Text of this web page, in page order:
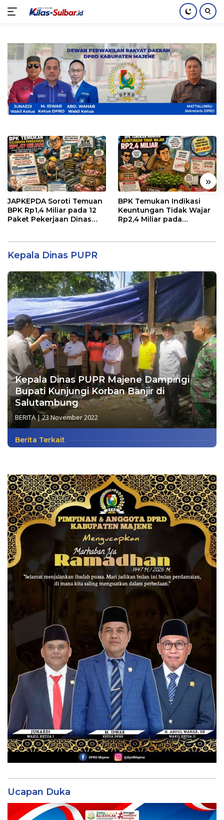
konten
« »
JAPKEPDA Soroti Temuan
BPK Rp1,4 Miliar pada 12
Paket Pekerjaan Dinas
BPK Temukan Indikasi
Keuntungan Tidak Wajar
Rp2,4 Miliar pada
Kepala Dinas PUPR
Kepala Dinas PUPR Majene Dampingi
Bupati Kunjungi Korban Banjir di
Salutambung
BERITA|23 November 2022
Berita Terkait
Ucapan Duka